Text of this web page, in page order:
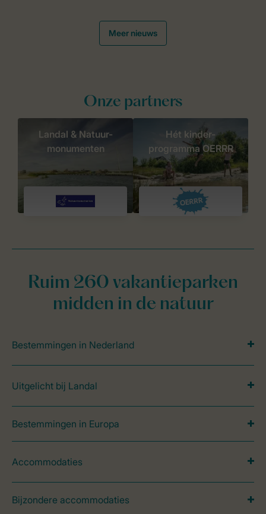
Meer nieuws
Onze partners
Landal & Natuur-
monumenten
Hét kinder-
programma OERRR
Ruim 260 vakantieparken
midden in de natuur
Bestemmingen in Nederland
Uitgelicht bij Landal
Bestemmingen in Europa
Accommodaties
Bijzondere accommodaties